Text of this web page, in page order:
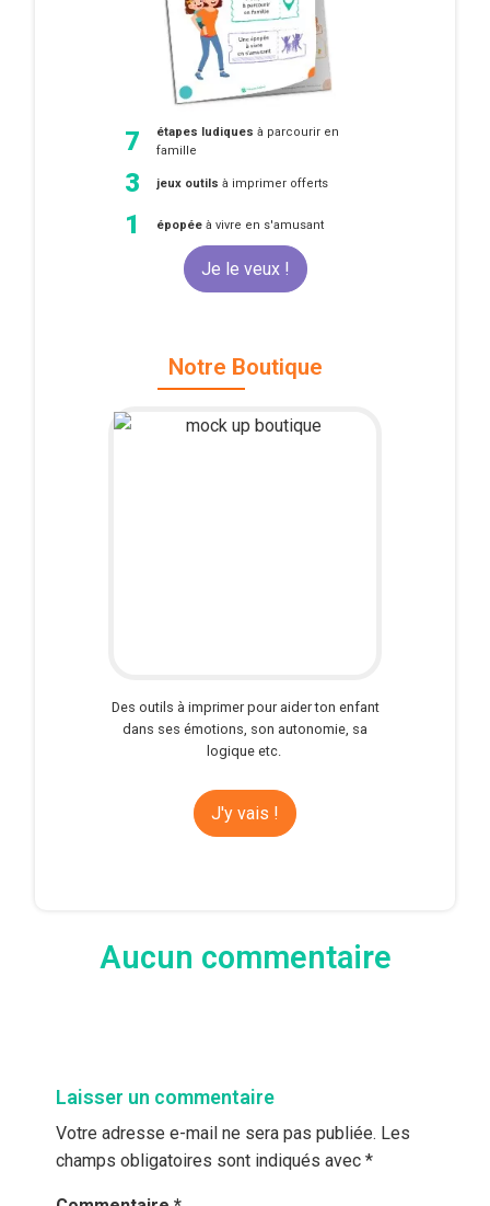
7 étapes ludiques à parcourir en
famille
3 jeux outils à imprimer offerts
1 épopée à vivre en s'amusant
Je le veux !
Notre Boutique
Des outils à imprimer pour aider ton enfant
dans ses émotions, son autonomie, sa
logique etc.
J'y vais !
Aucun commentaire
Laisser un commentaire
Votre adresse e-mail ne sera pas publiée. Les
champs obligatoires sont indiqués avec*